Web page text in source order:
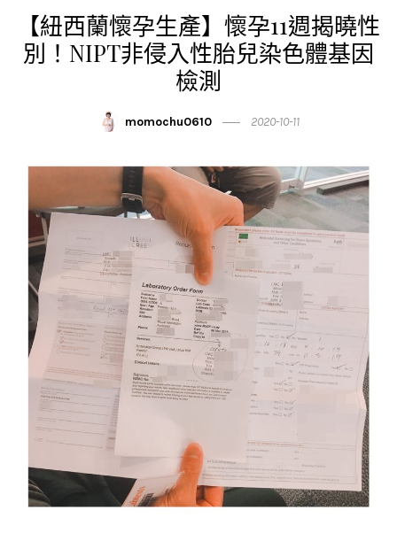
【紐西蘭懷孕生產】懷孕11週揭曉性
別！NIPT非侵入性胎兒染色體基因
檢測
momochu0610 2020-10-11